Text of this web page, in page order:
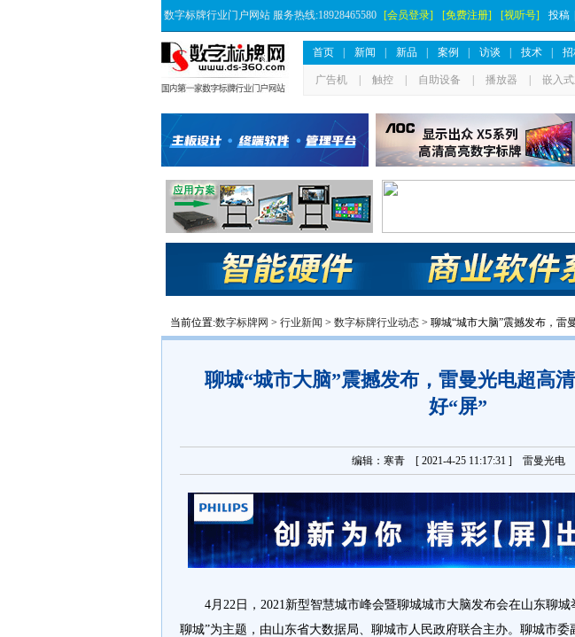
数字标牌行业门户网站 服务热线:18928465580 [会员登录] [免费注册] [视听号] 投稿
首页 新闻 新品 案例 访谈 技术
广告机 触控 自助设备 播放器 嵌入
当前位置:数字标牌网 > 行业新闻 > 数字标牌行业动态 > 聊城“城市大脑”震撼发布，雷
聊城“城市大脑”震撼发布，雷曼光电超高
好“屏”
编辑：寒青 [ 2021-4-25 11:17:31 ] 雷曼光电
4月22日，2021新型智慧城市峰会暨聊城城市大脑发布会在山东聊
聊城”为主题，由山东省大数据局、聊城市人民政府联合主办。聊城市